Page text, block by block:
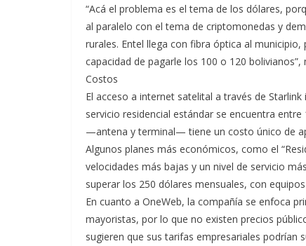
“Acá el problema es el tema de los dólares,
al paralelo con el tema de criptomonedas y
rurales. Entel llega con fibra óptica al
capacidad de pagarle los 100 o 120 bolivianos”,
Costos
El acceso a internet satelital a través de
servicio residencial estándar se encuentra
—antena y terminal— tiene un costo único de
Algunos planes más económicos, como el
velocidades más bajas y un nivel de servicio
superar los 250 dólares mensuales, con
En cuanto a OneWeb, la compañía se enfoca
mayoristas, por lo que no existen precios
sugieren que sus tarifas empresariales podrían